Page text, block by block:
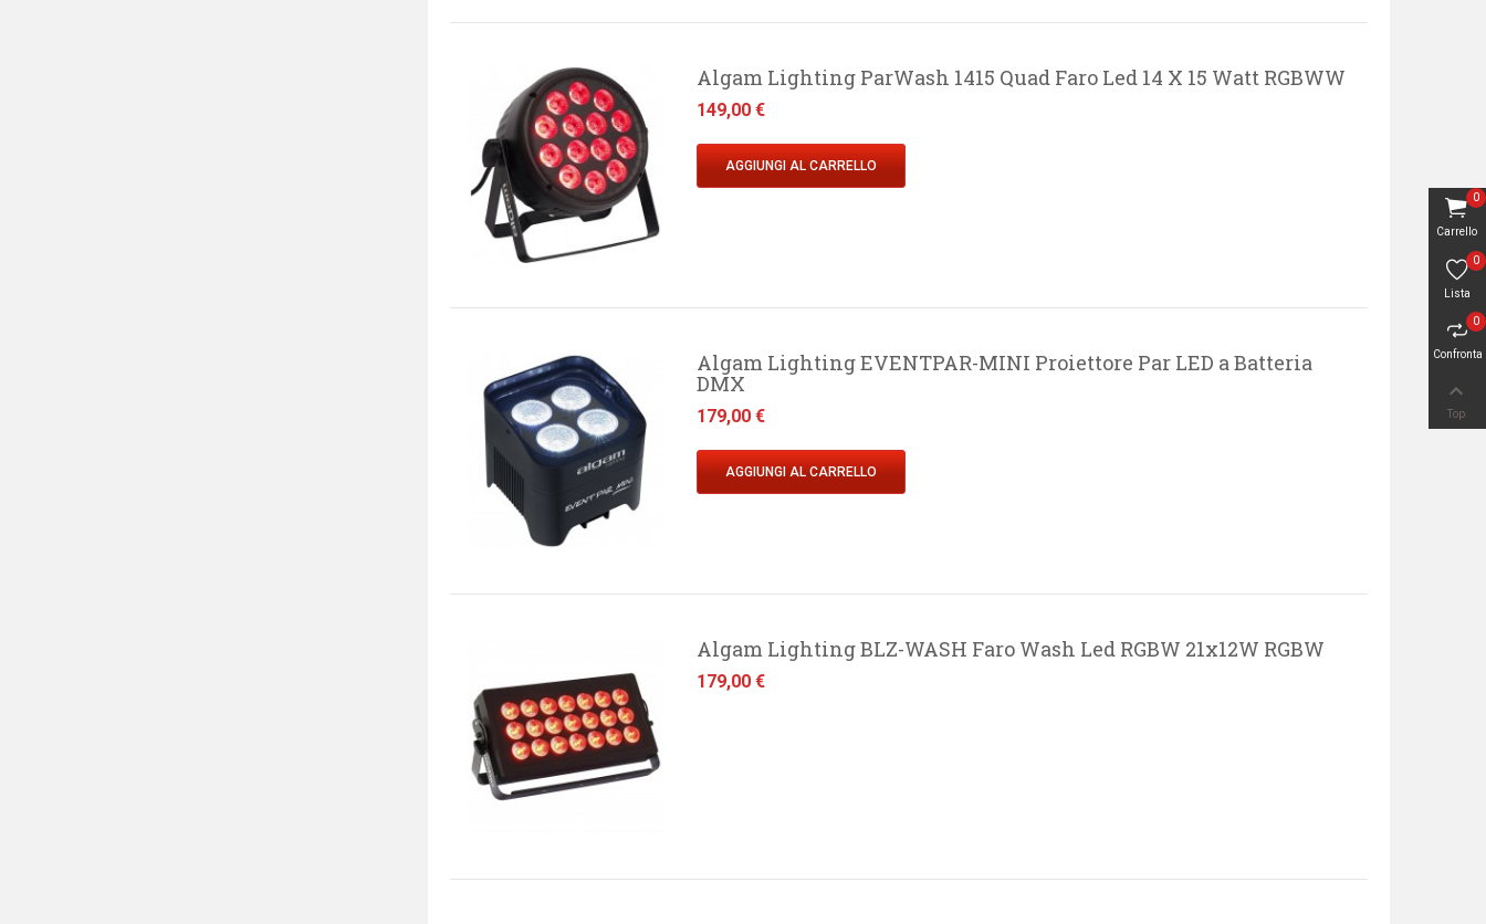
Algam Lighting ParWash 1415 Quad Faro Led 14 X 15 Watt RGBWW
Prezzo
149,00 €
AGGIUNGI AL CARRELLO
Algam Lighting EVENTPAR-MINI Proiettore Par LED a Batteria
DMX
Prezzo
179,00 €
AGGIUNGI AL CARRELLO
Algam Lighting BLZ-WASH Faro Wash Led RGBW 21x12W RGBW
Prezzo
179,00 €
Carrello
0
Lista
0
Confronta
0

Top